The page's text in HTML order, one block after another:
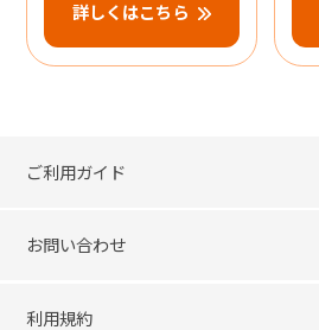
詳しくはこちら
ご利用ガイド
お問い合わせ
利用規約